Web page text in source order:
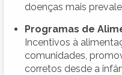
doenças mais
Programas de
Incentivos à
comunidades,
corretos desde a